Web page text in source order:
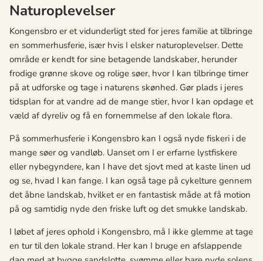
Naturoplevelser
Kongensbro er et vidunderligt sted for jeres familie at tilbringe
en sommerhusferie, især hvis I elsker naturoplevelser. Dette
område er kendt for sine betagende landskaber, herunder
frodige grønne skove og rolige søer, hvor I kan tilbringe timer
på at udforske og tage i naturens skønhed. Gør plads i jeres
tidsplan for at vandre ad de mange stier, hvor I kan opdage et
væld af dyreliv og få en fornemmelse af den lokale flora.
På sommerhusferie i Kongensbro kan I også nyde fiskeri i de
mange søer og vandløb. Uanset om I er erfarne lystfiskere
eller nybegyndere, kan I have det sjovt med at kaste linen ud
og se, hvad I kan fange. I kan også tage på cykelture gennem
det åbne landskab, hvilket er en fantastisk måde at få motion
på og samtidig nyde den friske luft og det smukke landskab.
I løbet af jeres ophold i Kongensbro, må I ikke glemme at tage
en tur til den lokale strand. Her kan I bruge en afslappende